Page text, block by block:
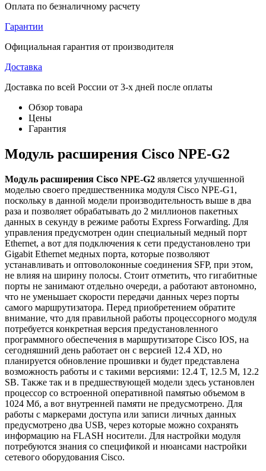
Оплата по безналичному расчету
Гарантии
Официальная гарантия от производителя
Доставка
Доставка по всей России от 3-х дней после оплаты
Обзор товара
Цены
Гарантия
Модуль расширения Cisco NPE-G2
Модуль расширения Cisco NPE-G2 является улучшенной
моделью своего предшественника модуля Cisco NPE-G1,
поскольку в данной модели производительность выше в два
раза и позволяет обрабатывать до 2 миллионов пакетных
данных в секунду в режиме работы Express Forwarding. Для
управления предусмотрен один специальный медный порт
Ethernet, а вот для подключения к сети предустановлено три
Gigabit Ethernet медных порта, которые позволяют
устанавливать и оптоволоконные соединения SFP, при этом,
не влияя на ширину полосы. Стоит отметить, что гигабитные
порты не занимают отдельно очереди, а работают автономно,
что не уменьшает скорости передачи данных через порты
самого маршрутизатора. Перед приобретением обратите
внимание, что для правильной работы процессорного модуля
потребуется конкретная версия предустановленного
программного обеспечения в маршрутизаторе Cisco IOS, на
сегодняшний день работает он с версией 12.4 XD, но
планируется обновление прошивки и будет представлена
возможность работы и с такими версиями: 12.4 T, 12.5 М, 12.2
SB. Также так и в предшествующей модели здесь установлен
процессор со встроенной оперативной памятью объемом в
1024 Мб, а вот внутренней памяти не предусмотрено. Для
работы с маркерами доступа или записи личных данных
предусмотрено два USB, через которые можно сохранять
информацию на FLASH носители. Для настройки модуля
потребуются знания со спецификой и нюансами настройки
сетевого оборудования Cisco.